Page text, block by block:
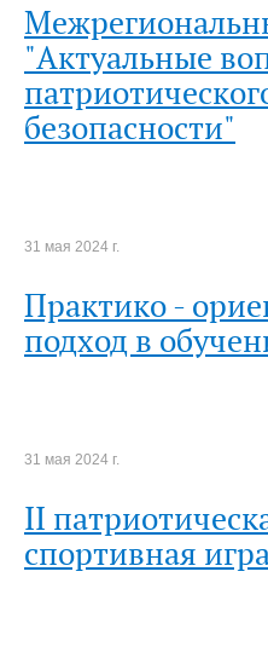
"Актуальные
безопасности"
31 мая 2024 г.
Практико -
подход в
31 мая 2024 г.
II
спортивная